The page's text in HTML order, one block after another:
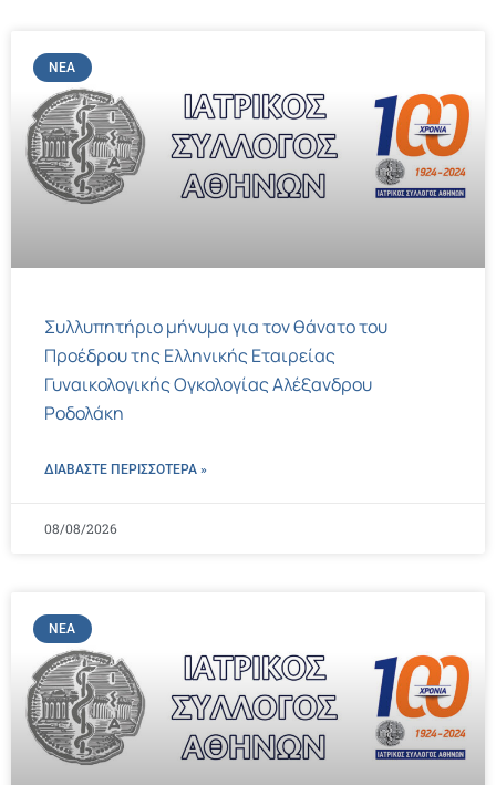
ΝΈΑ
Συλλυπητήριο μήνυμα για τον θάνατο του
Προέδρου της Ελληνικής Εταιρείας
Γυναικολογικής Ογκολογίας Αλέξανδρου
Ροδολάκη
ΔΙΑΒΑΣΤΕ ΠΕΡΙΣΣΌΤΕΡΑ »
08/08/2026
ΝΈΑ